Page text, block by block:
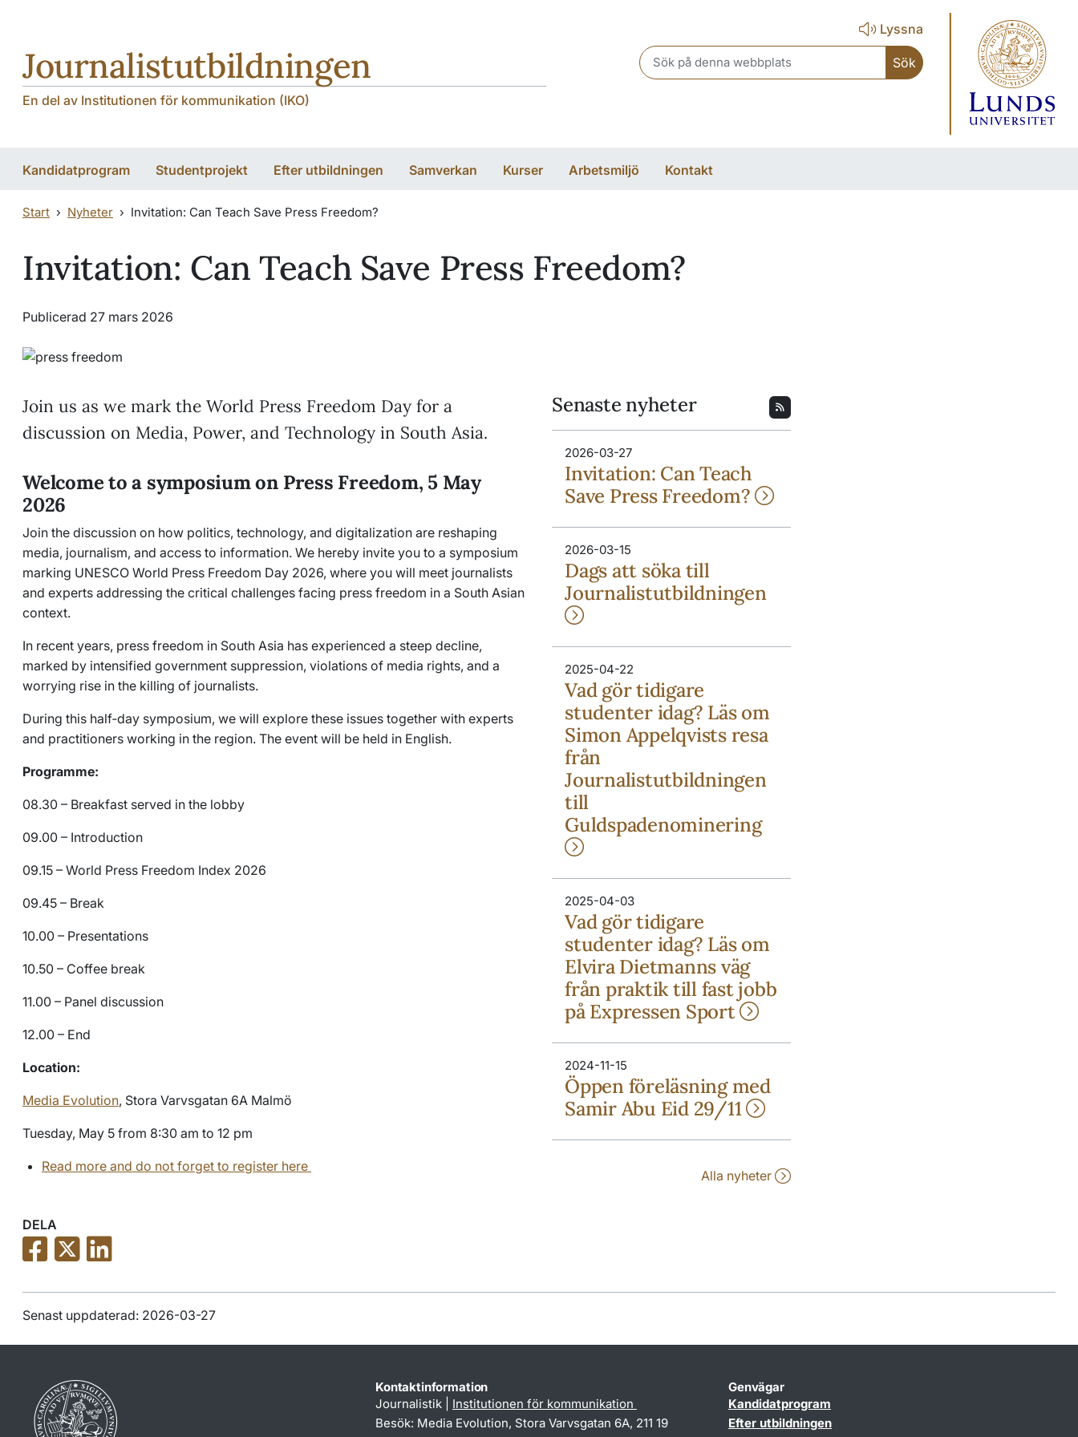
Journalistutbildningen
En del av Institutionen för kommunikation (IKO)
Lyssna
Header search
Kandidatprogram Studentprojekt Efter utbildningen Samverkan Kurser Arbetsmiljö Kontakt
Start Nyheter Invitation: Can Teach Save Press Freedom?
Invitation: Can Teach Save Press Freedom?
Publicerad 27 mars 2026
Join us as we mark the World Press Freedom Day for a
discussion on Media, Power, and Technology in South Asia.
Welcome to a symposium on Press Freedom, 5 May
2026
Join the discussion on how politics, technology, and digitalization are reshaping
media, journalism, and access to information. We hereby invite you to a symposium
marking UNESCO World Press Freedom Day 2026, where you will meet journalists
and experts addressing the critical challenges facing press freedom in a South Asian
context.
In recent years, press freedom in South Asia has experienced a steep decline,
marked by intensified government suppression, violations of media rights, and a
worrying rise in the killing of journalists.
During this half‑day symposium, we will explore these issues together with experts
and practitioners working in the region. The event will be held in English.
Programme:
08.30 – Breakfast served in the lobby
09.00 – Introduction
09.15 – World Press Freedom Index 2026
09.45 – Break
10.00 – Presentations
10.50 – Coffee break
11.00 – Panel discussion
12.00 – End
Location:
Media Evolution, Stora Varvsgatan 6A Malmö
Tuesday, May 5 from 8:30 am to 12 pm
Read more and do not forget to register here
Senaste nyheter
2026-03-27
Invitation: Can Teach
Save Press Freedom?
2026-03-15
Dags att söka till
Journalistutbildningen
2025-04-22
Vad gör tidigare
studenter idag? Läs om
Simon Appelqvists resa
från
Journalistutbildningen
till
Guldspadenominering
2025-04-03
Vad gör tidigare
studenter idag? Läs om
Elvira Dietmanns väg
från praktik till fast jobb
på Expressen Sport
2024-11-15
Öppen föreläsning med
Samir Abu Eid 29/11
Alla nyheter
DELA
Senast uppdaterad: 2026-03-27
Kontaktinformation
Journalistik | Institutionen för kommunikation
Besök: Media Evolution, Stora Varvsgatan 6A, 211 19
Genvägar
Kandidatprogram
Efter utbildningen